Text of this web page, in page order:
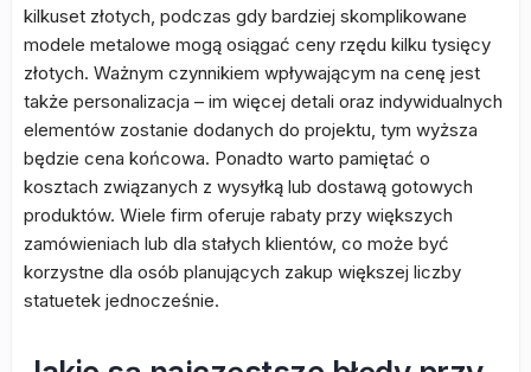
kilkuset złotych, podczas gdy bardziej skomplikowane
modele metalowe mogą osiągać ceny rzędu kilku tysięcy
złotych. Ważnym czynnikiem wpływającym na cenę jest
także personalizacja – im więcej detali oraz indywidualnych
elementów zostanie dodanych do projektu, tym wyższa
będzie cena końcowa. Ponadto warto pamiętać o
kosztach związanych z wysyłką lub dostawą gotowych
produktów. Wiele firm oferuje rabaty przy większych
zamówieniach lub dla stałych klientów, co może być
korzystne dla osób planujących zakup większej liczby
statuetek jednocześnie.